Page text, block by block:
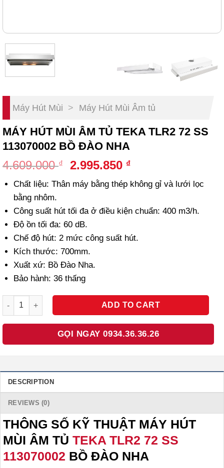
Máy Hút Mùi > Máy Hút Mùi Âm tủ
MÁY HÚT MÙI ÂM TỦ TEKA TLR2 72 SS
113070002 BỒ ĐÀO NHA
4.609.000₫
Original
price
was:
2.995.850 ₫Current
is:
Chất liệu: Thân máy bằng thép không gỉ và lưới lọc
bằng nhôm.
Công suất hút tối đa ở điều kiện chuẩn: 400 m3/h.
Độ ồn tối đa: 60 dB.
Chế độ hút: 2 mức công suất hút.
Kích thước: 700mm.
Xuất xứ: Bồ Đào Nha.
Bảo hành: 36 thấng
MÁY HÚT MÙI ÂM TỦ TEKA TLR2 72 SS 113070002 BỒ ĐÀO
ADD TO CART
GỌI NGAY 0934.36.36.26
DESCRIPTION
REVIEWS (0)
THÔNG SỐ KỸ THUẬT MÁY HÚT
MÙI ÂM TỦ TEKA TLR2 72 SS
113070002 BỒ ĐÀO NHA